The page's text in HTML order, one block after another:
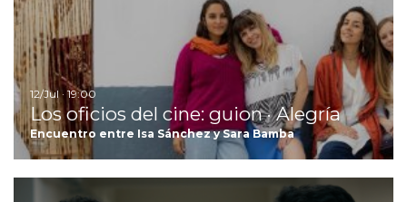
12/Jul · 19:00
Los oficios del cine: guion · Alegría
Encuentro entre Isa Sánchez y Sara Bamba